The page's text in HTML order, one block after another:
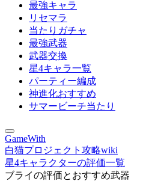
最強キャラ
リセマラ
当たりガチャ
最強武器
武器交換
星4キャラ一覧
パーティー編成
神進化おすすめ
サマービーチ当たり
GameWith
白猫プロジェクト攻略wiki
星4キャラクターの評価一覧
ブライの評価とおすすめ武器